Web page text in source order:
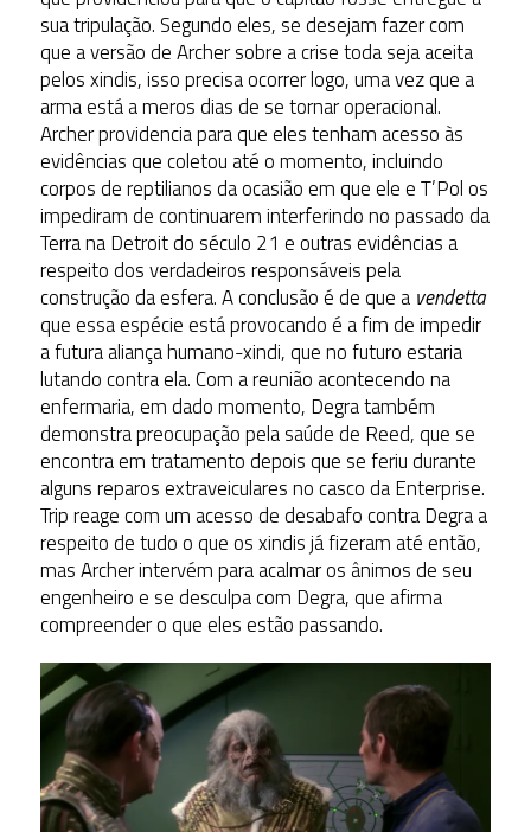
sua tripulação. Segundo eles, se desejam fazer com
que a versão de Archer sobre a crise toda seja aceita
pelos xindis, isso precisa ocorrer logo, uma vez que a
arma está a meros dias de se tornar operacional.
Archer providencia para que eles tenham acesso às
evidências que coletou até o momento, incluindo
corpos de reptilianos da ocasião em que ele e T’Pol os
impediram de continuarem interferindo no passado da
Terra na Detroit do século 21 e outras evidências a
respeito dos verdadeiros responsáveis pela
construção da esfera. A conclusão é de que a vendetta
que essa espécie está provocando é a fim de impedir
a futura aliança humano-xindi, que no futuro estaria
lutando contra ela. Com a reunião acontecendo na
enfermaria, em dado momento, Degra também
demonstra preocupação pela saúde de Reed, que se
encontra em tratamento depois que se feriu durante
alguns reparos extraveiculares no casco da Enterprise.
Trip reage com um acesso de desabafo contra Degra a
respeito de tudo o que os xindis já fizeram até então,
mas Archer intervém para acalmar os ânimos de seu
engenheiro e se desculpa com Degra, que afirma
compreender o que eles estão passando.